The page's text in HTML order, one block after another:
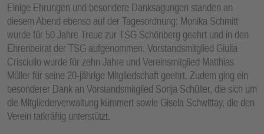
Einige Ehrungen und besondere Danksagungen standen an
diesem Abend ebenso auf der Tagesordnung: Monika Schmitt
wurde für 50 Jahre Treue zur TSG Schönberg geehrt und in den
Ehrenbeirat der TSG aufgenommen. Vorstandsmitglied Giulia
Crisciullo wurde für zehn Jahre und Vereinsmitglied Matthias
Müller für seine 20-jährige Mitgliedschaft geehrt. Zudem ging ein
besonderer Dank an Vorstandsmitglied Sonja Schüller, die sich um
die Mitgliederverwaltung kümmert sowie Gisela Schwittay, die den
Verein tatkräftig unterstützt.